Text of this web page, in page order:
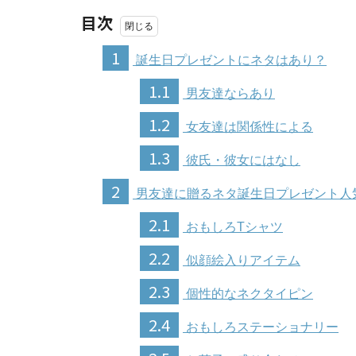
目次
1
誕生日プレゼントにネタはあり？
1.1 男友達ならあり
1.2 女友達は関係性による
1.3 彼氏・彼女にはなし
2 男友達に贈るネタ誕生日プレゼント
2.1 おもしろTシャツ
2.2 似顔絵入りアイテム
2.3 個性的なネクタイピン
2.4 おもしろステーショナリー